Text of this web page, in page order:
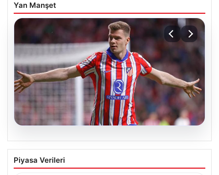
Yan Manşet
05.08.2026
Sörloth Transfer Yarışında Fenerbahçe
ve Beşiktaş Mücadelesi
Piyasa Verileri